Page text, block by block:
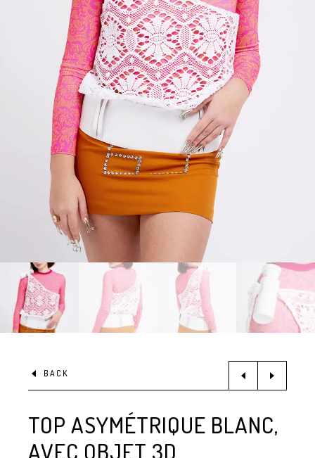
BACK
TOP ASYMÉTRIQUE BLANC,
AVEC OBJET 3D